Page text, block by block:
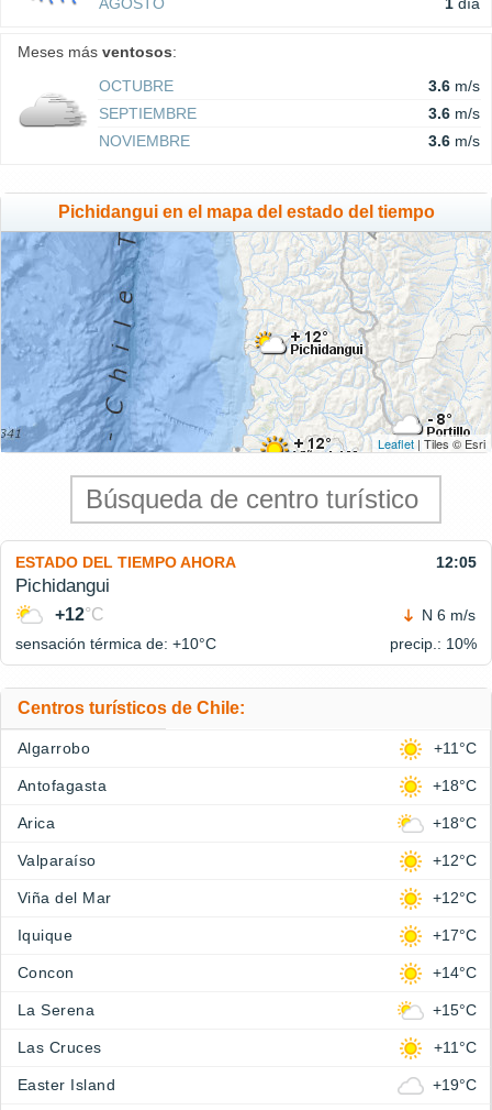
AGOSTO 1 día
Meses más ventosos:
OCTUBRE
3.6 m/s
SEPTIEMBRE
3.6 m/s
NOVIEMBRE
3.6 m/s
Pichidangui en el mapa del estado del tiempo
Leaflet | Tiles © Esri
ESTADO DEL TIEMPO AHORA 12:05
Pichidangui
+12°C
N 6 m/s
sensación térmica de: +10°C precip.: 10%
Centros turísticos de Chile:
Algarrobo +11°C
Antofagasta +18°C
Arica +18°C
Valparaíso +12°C
Viña del Mar +12°C
Iquique +17°C
Concon +14°C
La Serena +15°C
Las Cruces +11°C
Easter Island +19°C